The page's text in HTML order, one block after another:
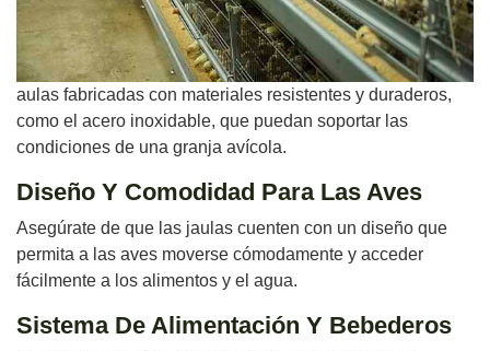
aulas fabricadas con materiales resistentes y duraderos,
como el acero inoxidable, que puedan soportar las
condiciones de una granja avícola.
Diseño Y Comodidad Para Las Aves
Asegúrate de que las jaulas cuenten con un diseño que
permita a las aves moverse cómodamente y acceder
fácilmente a los alimentos y el agua.
Sistema De Alimentación Y Bebederos